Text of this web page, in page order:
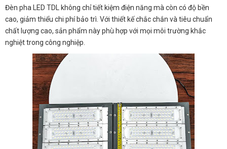
Đèn pha LED TDL không chỉ tiết kiệm điện năng mà còn có độ bền
cao, giảm thiểu chi phí bảo trì. Với thiết kế chắc chắn và tiêu chuẩn
chất lượng cao, sản phẩm này phù hợp với mọi môi trường khắc
nghiệt trong công nghiệp.